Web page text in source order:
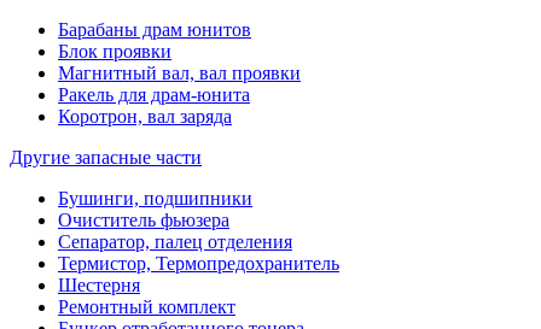
Барабаны драм юнитов
Блок проявки
Магнитный вал, вал проявки
Ракель для драм-юнита
Коротрон, вал заряда
Другие запасные части
Бушинги, подшипники
Очиститель фьюзера
Сепаратор, палец отделения
Термистор, Термопредохранитель
Шестерня
Ремонтный комплект